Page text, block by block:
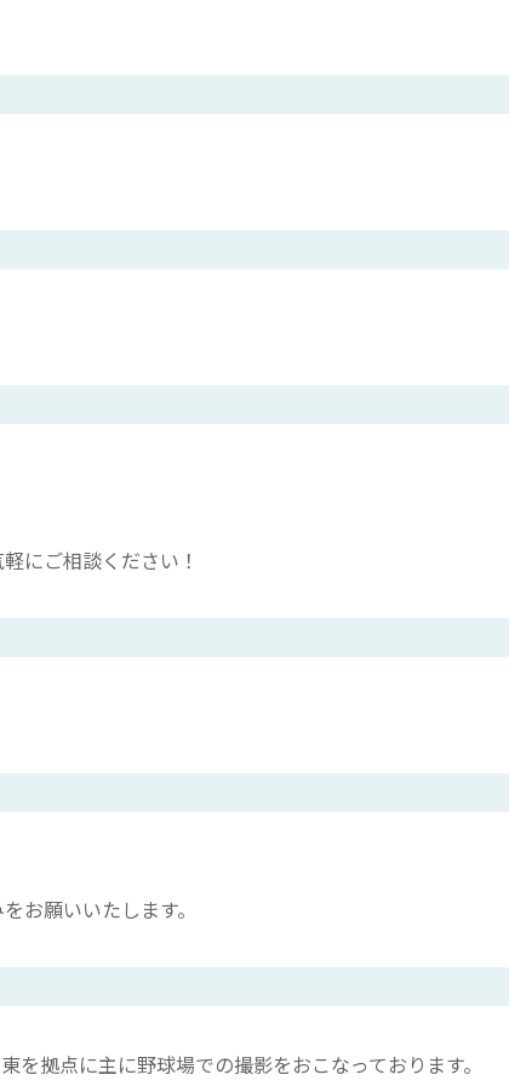
にご相談ください！
お願いいたします。
拠点に主に野球場での撮影をおこなっております。